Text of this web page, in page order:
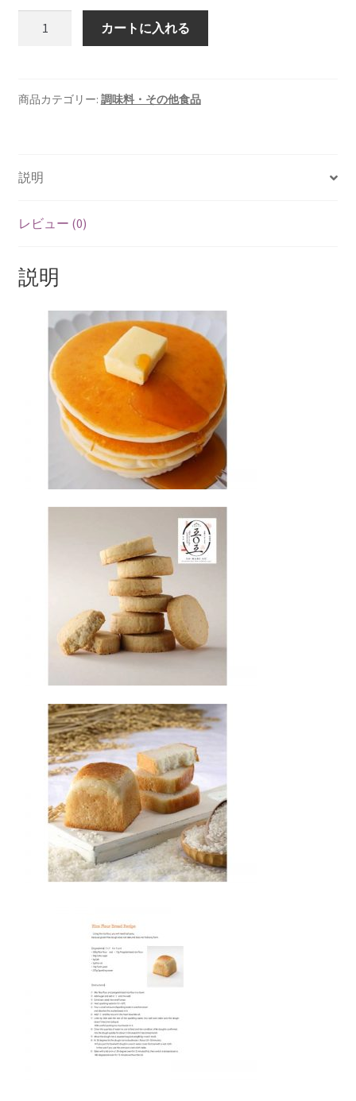
カートに入れる
商品カテゴリー: 調味料・その他食品
説明
レビュー (0)
説明